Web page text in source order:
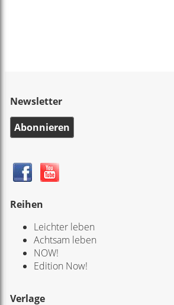
Newsletter
Abonnieren
Reihen
Leichter leben
Achtsam leben
NOW!
Edition Now!
Verlage